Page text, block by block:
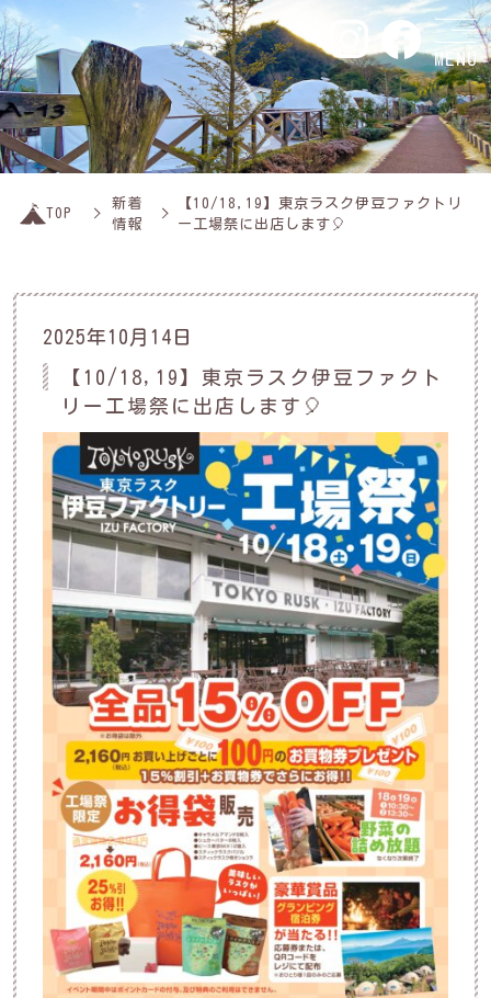
MENU
TOP
新着
情報
【10/18,19】東京ラスク伊豆ファクトリ
ー工場祭に出店します🎈
2025年10月14日
【10/18,19】東京ラスク伊豆ファクト
リー工場祭に出店します🎈